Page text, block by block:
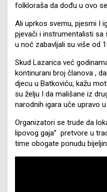
folkloraša da dođu u ovo
Ali uprkos svemu, pjesmi I
pjevači i instrumentalisti sa
u noć zabavljali su više od
Skud Lazarica već
kontinurani broj članova ,
djecu u Batkoviću, kažu
su želju I da mališane iz
narodnih igara uče upravo
Organizatori se trude da
lipovog gaja” pretvore u
time obogate ponudu